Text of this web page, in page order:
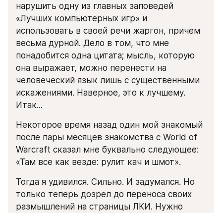
нарушить одну из главных заповедей
«Лучших компьютерных игр» и
использовать в своей речи жаргон, причем
весьма дурной. Дело в том, что мне
понадобится одна цитата; мысль, которую
она выражает, можно перенести на
человеческий язык лишь с существенными
искажениями. Наверное, это к лучшему.
Итак...
Некоторое время назад один мой знакомый
после пары месяцев знакомства с World of
Warcraft сказал мне буквально следующее:
«Там все как везде: рулит кач и шмот».
Тогда я удивился. Сильно. И задумался. Но
только теперь дозрел до переноса своих
размышлений на страницы ЛКИ. Нужно